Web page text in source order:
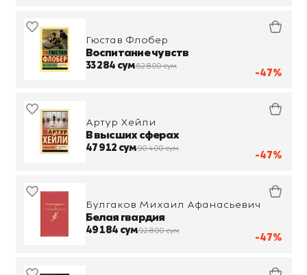
-47%
Гюстав Флобер
Воспитание чувств
33 284 сум62 800 сум
-47%
Артур Хейли
В высших сферах
47 912 сум90 400 сум
-47%
Булгаков Михаил Афанасьевич
Белая гвардия
49 184 сум92 800 сум